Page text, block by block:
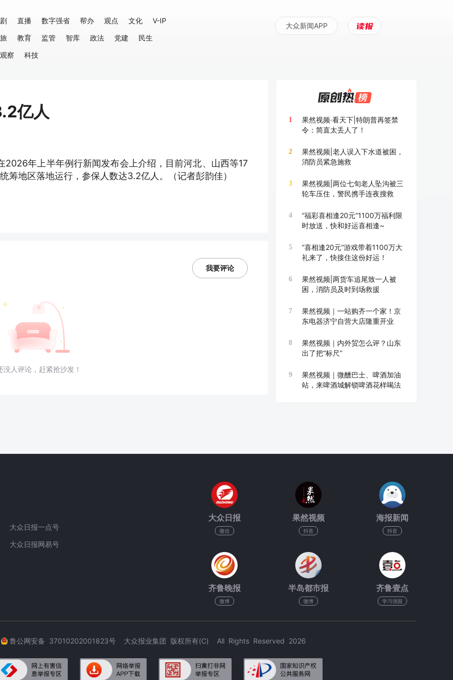
直播 数字强省 帮办 观点 文化
V-IP
教育 监管 智库 政法 党建
民生
观察
科技
大众新闻APP
亿人
年上半年例行新闻发布会上介绍，目前河北、山西等17
筹地区落地运行，参保人数达3.2亿人。（记者彭韵佳）
我要评论
没人评论，赶紧抢沙发！
1
果然视频·看天下|特朗普再签禁
令：简直太丢人了！
2
果然视频|老人误入下水道被困，
消防员紧急施救
3
果然视频|两位七旬老人坠沟被三
轮车压住，警民携手连夜搜救
4
“福彩喜相逢20元”1100万福利限
时放送，快和好运喜相逢~
5
“喜相逢20元”游戏带着1100万大
礼来了，快接住这份好运！
6
果然视频|两货车追尾致一人被
困，消防员及时到场救援
7
果然视频｜一站购齐一个家！京
东电器济宁自营大店隆重开业
8
果然视频｜内外贸怎么评？山东
出了把“标尺”
9
果然视频｜微醺巴士、啤酒加油
站，来啤酒城解锁啤酒花样喝法
大众日报一点号
大众日报网易号
大众日报
微信
果然视频
抖音
海报新闻
抖音
齐鲁晚报
微博
半岛都市报
微博
齐鲁壹点
学习强国
鲁公网安备 37010202001823号 大众报业集团 版权所有(C) All Rights Reserved 2026